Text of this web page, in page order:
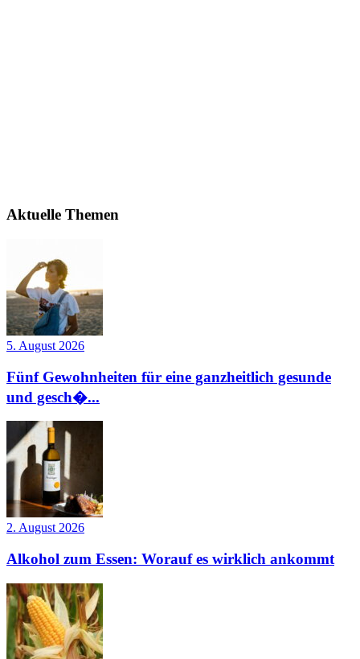
Aktuelle Themen
5. August 2026
Fünf Gewohnheiten für eine ganzheitlich gesunde
und gesch�...
2. August 2026
Alkohol zum Essen: Worauf es wirklich ankommt